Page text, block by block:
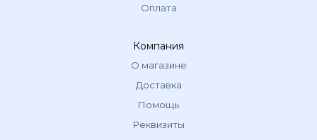
Оплата
Компания
О магазине
Доставка
Помощь
Реквизиты